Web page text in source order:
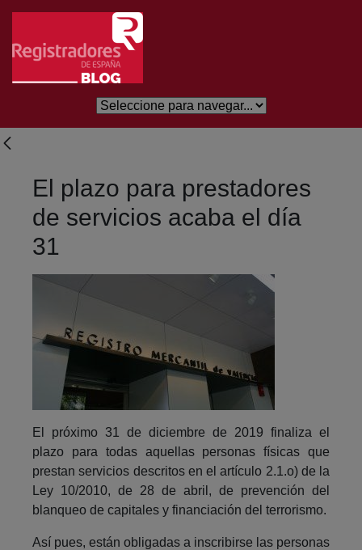
Skip to Main Content
El plazo para prestadores
de servicios acaba el día
31
El próximo 31 de diciembre de 2019 finaliza el
plazo para todas aquellas personas físicas que
prestan servicios descritos en el artículo 2.1.o) de la
Ley 10/2010, de 28 de abril, de prevención del
blanqueo de capitales y financiación del terrorismo.
Así pues, están obligadas a inscribirse las personas